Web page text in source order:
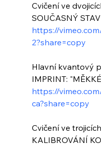
Cvičení ve
SOUČASNÝ
https://
2?share=copy
Hlavní kvantový
IMPRINT:
https://
ca?share=copy
Cvičení ve
KALIBROVÁNÍ